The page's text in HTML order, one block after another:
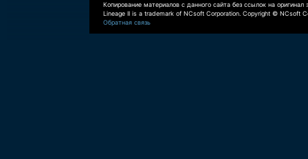
Копирование материалов с данного сайта без ссылок на оригинал
Lineage II is a trademark of NCsoft Corporation. Copyright © NCsoft
Обратная связь